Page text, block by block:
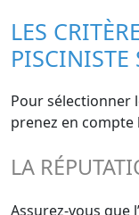
LES
PISCINISTE
Pour sélectionner
prenez en compte
LA
Assurez-vous que